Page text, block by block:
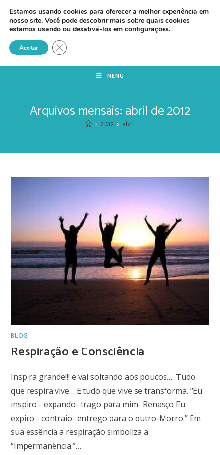
MENU
Arquivos mensais: abril de 2012
> 2012 > abril
BLOG
Respiração e Consciência
Inspira grande!!! e vai soltando aos poucos…. Tudo
que respira vive… E tudo que vive se transforma. “Eu
inspiro - expando- trago para mim- Renasço Eu
expiro - contraio- entrego para o outro-Morro.” Em
sua essência a respiração simboliza a
“Impermanência.”…
Estamos usando cookies para oferecer a melhor experiência em
nosso site. Você pode descobrir mais sobre quais cookies
estamos usando ou desativá-los em configurações.
Aceitar Close GDPR Cookie Banner